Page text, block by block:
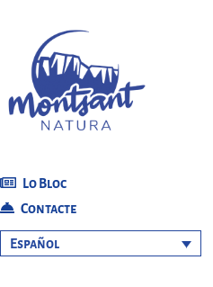
Lo Bloc
Contacte
Español